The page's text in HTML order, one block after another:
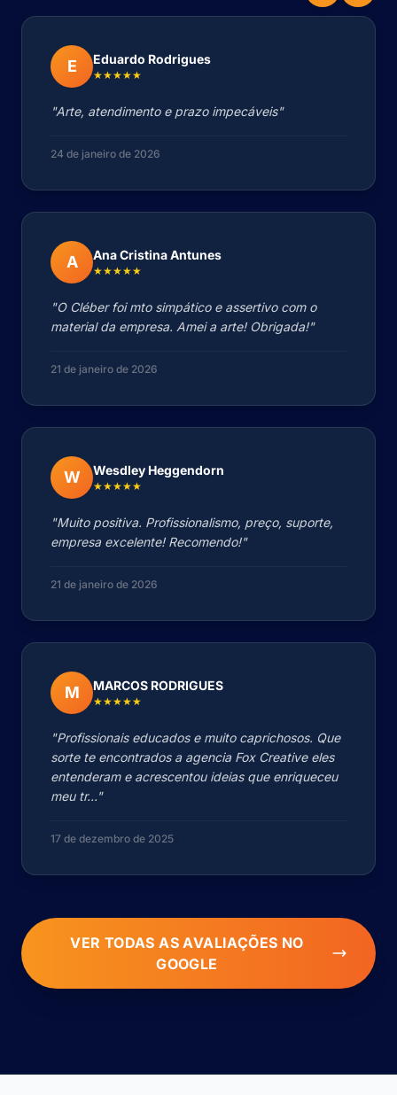
E Eduardo Rodrigues
★★★★★
"Arte, atendimento e prazo impecáveis"
24 de janeiro de 2026
A Ana Cristina Antunes
★★★★★
"O Cléber foi mto simpático e assertivo com o
material da empresa. Amei a arte! Obrigada!"
21 de janeiro de 2026
W Wesdley Heggendorn
★★★★★
"Muito positiva. Profissionalismo, preço, suporte,
empresa excelente! Recomendo!"
21 de janeiro de 2026
M MARCOS RODRIGUES
★★★★★
"Profissionais educados e muito caprichosos. Que
sorte te encontrados a agencia Fox Creative eles
entenderam e acrescentou ideias que enriqueceu
meu tr..."
17 de dezembro de 2025
VER TODAS AS AVALIAÇÕES NO
GOOGLE